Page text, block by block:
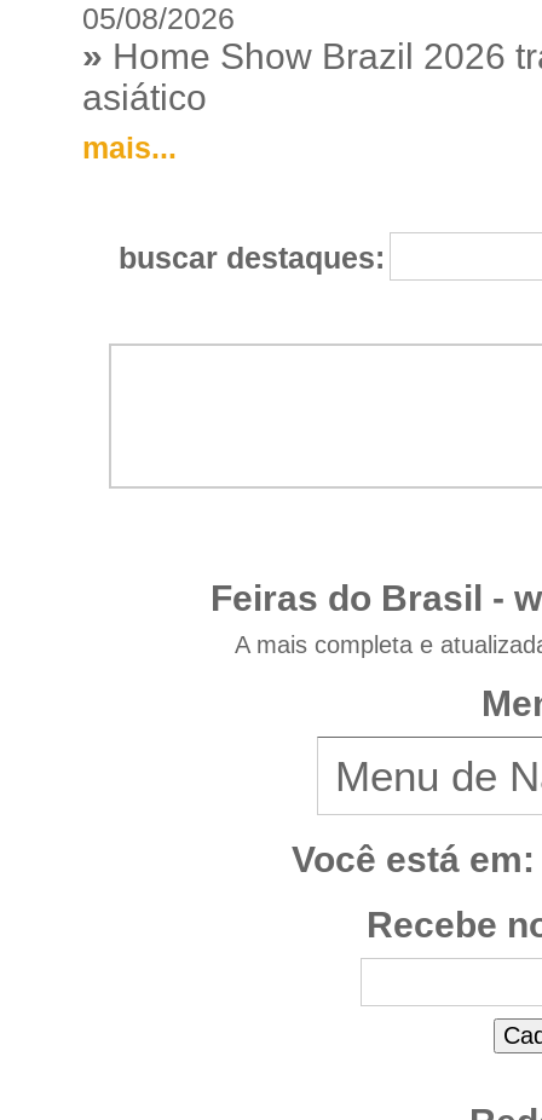
05/08/2026
» Home Show Brazil 2026
asiático
mais...
buscar destaques:
Feiras do Brasil -
A mais completa e
Você está em:
Recebe